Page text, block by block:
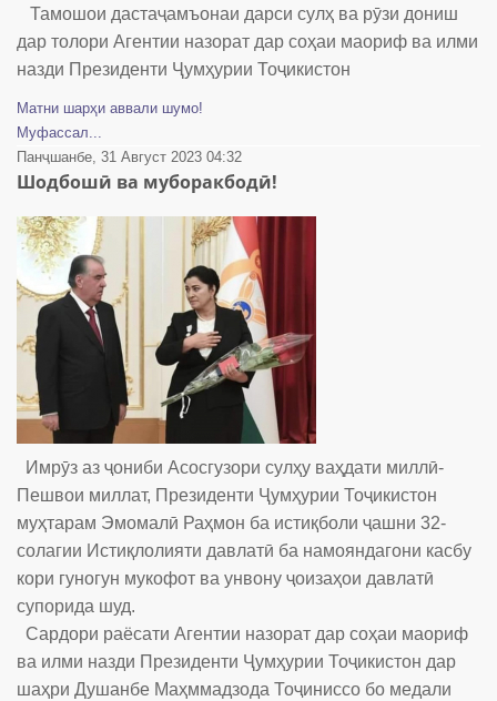
Тамошои дастаҷамъонаи дарси сулҳ ва рӯзи дониш
дар толори Агентии назорат дар соҳаи маориф ва илми
назди Президенти Ҷумҳурии Тоҷикистон
Матни шарҳи аввали шумо!
Муфассал...
Панҷшанбе, 31 Август 2023 04:32
Шодбошӣ ва муборакбодӣ!
Имрӯз аз ҷониби Асосгузори сулҳу ваҳдати миллӣ-
Пешвои миллат, Президенти Ҷумҳурии Тоҷикистон
муҳтарам Эмомалӣ Раҳмон ба истиқболи ҷашни 32-
солагии Истиқлолияти давлатӣ ба намояндагони касбу
кори гуногун мукофот ва унвону ҷоизаҳои давлатӣ
супорида шуд.
Сардори раёсати Агентии назорат дар соҳаи маориф
ва илми назди Президенти Ҷумҳурии Тоҷикистон дар
шаҳри Душанбе Маҳммадзода Тоҷиниссо бо медали